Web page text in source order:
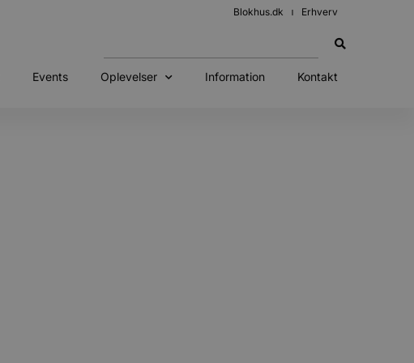
Blokhus.dk Erhverv
Events Oplevelser Information Kontakt